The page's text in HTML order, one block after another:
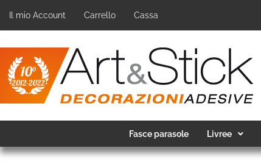
Il mio Account Carrello Cassa
Fasce parasole Livree